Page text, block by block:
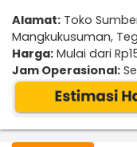
Alamat: Toko
Mangkukusuman,
Harga: Mulai dari
Jam Operasional: